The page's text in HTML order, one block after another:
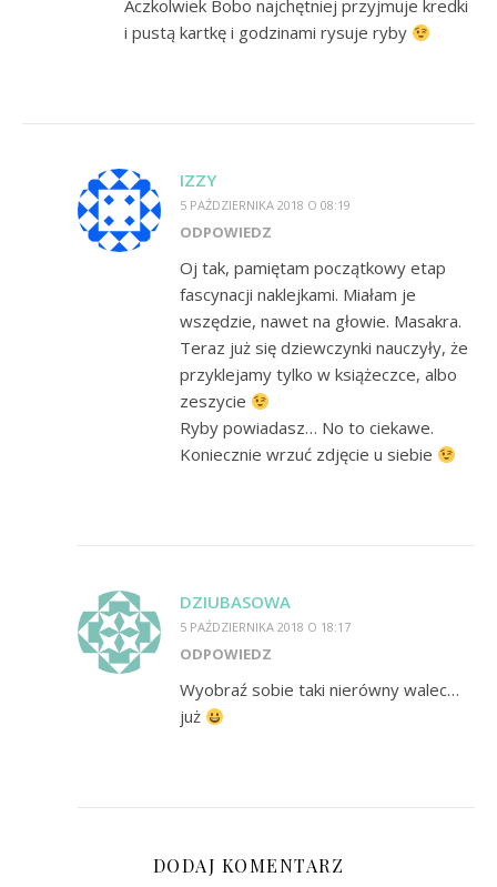
Aczkolwiek Bobo najchętniej przyjmuje kredki
i pustą kartkę i godzinami rysuje ryby
IZZY
5 PAŹDZIERNIKA 2018 O 08:19
ODPOWIEDZ
Oj tak, pamiętam początkowy etap
fascynacji naklejkami. Miałam je
wszędzie, nawet na głowie. Masakra.
Teraz już się dziewczynki nauczyły, że
przyklejamy tylko w książeczce, albo
zeszycie
Ryby powiadasz… No to ciekawe.
Koniecznie wrzuć zdjęcie u siebie
DZIUBASOWA
5 PAŹDZIERNIKA 2018 O 18:17
ODPOWIEDZ
Wyobraź sobie taki nierówny walec…
już
DODAJ KOMENTARZ